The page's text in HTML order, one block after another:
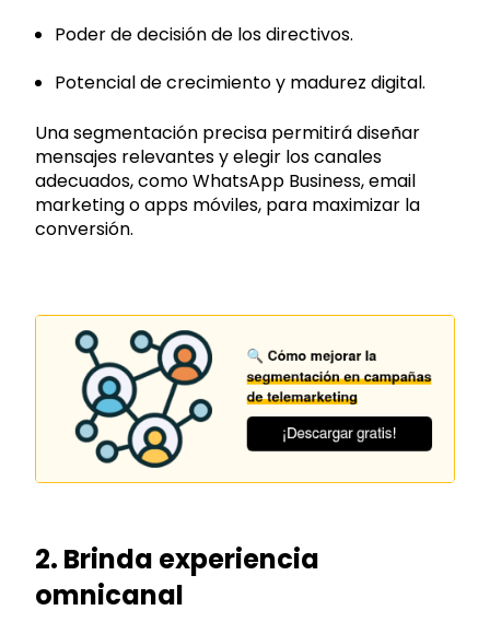
Poder de decisión de los directivos.
Potencial de crecimiento y madurez digital.
Una segmentación precisa permitirá diseñar
mensajes relevantes y elegir los canales
adecuados, como WhatsApp Business, email
marketing o apps móviles, para maximizar la
conversión.
2. Brinda experiencia
omnicanal